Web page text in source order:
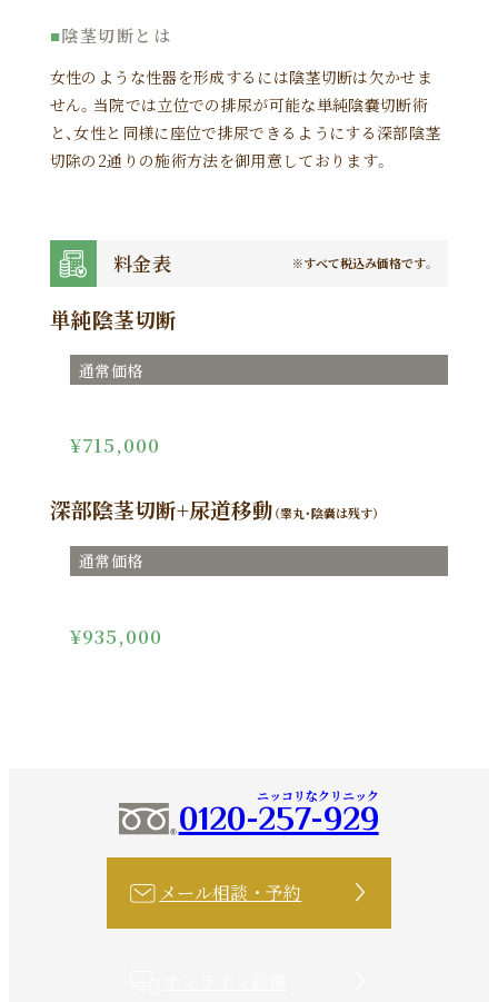
陰茎切断とは
女性のような性器を形成するには陰茎切断は欠かせま
せん。当院では立位での排尿が可能な単純陰嚢切断術
と、女性と同様に座位で排尿できるようにする深部陰茎
切除の2通りの施術方法を御用意しております。
料金表 ※すべて税込み価格です。
単純陰茎切断
通常価格
¥715,000
深部陰茎切断+尿道移動（睾丸・陰嚢は残す）
通常価格
¥935,000
0120-257-929
ニッコリなクリニック
メール相談・予約